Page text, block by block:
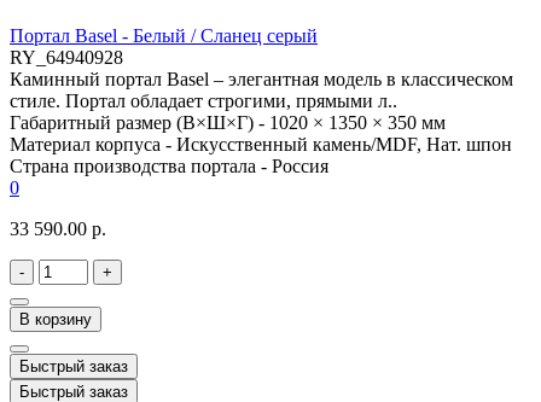
Портал Basel - Белый / Сланец серый
RY_64940928
Каминный портал Basel – элегантная модель в классическом
стиле. Портал обладает строгими, прямыми л..
Габаритный размер (В×Ш×Г) - 1020 × 1350 × 350 мм
Материал корпуса - Искусственный камень/MDF, Нат. шпон
Страна производства портала - Россия
0
33 590.00 р.
- +
В корзину
Быстрый заказ
Быстрый заказ